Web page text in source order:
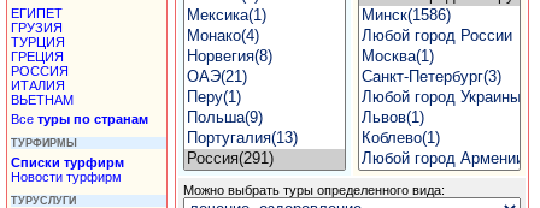
ЕГИПЕТ
ГРУЗИЯ
ТУРЦИЯ
ГРЕЦИЯ
РОССИЯ
ИТАЛИЯ
ВЬЕТНАМ
Все туры по странам
ТУРФИРМЫ
Списки турфирм
Новости турфирм
ТУРУСЛУГИ
Можно выбрать туры определенного вида: